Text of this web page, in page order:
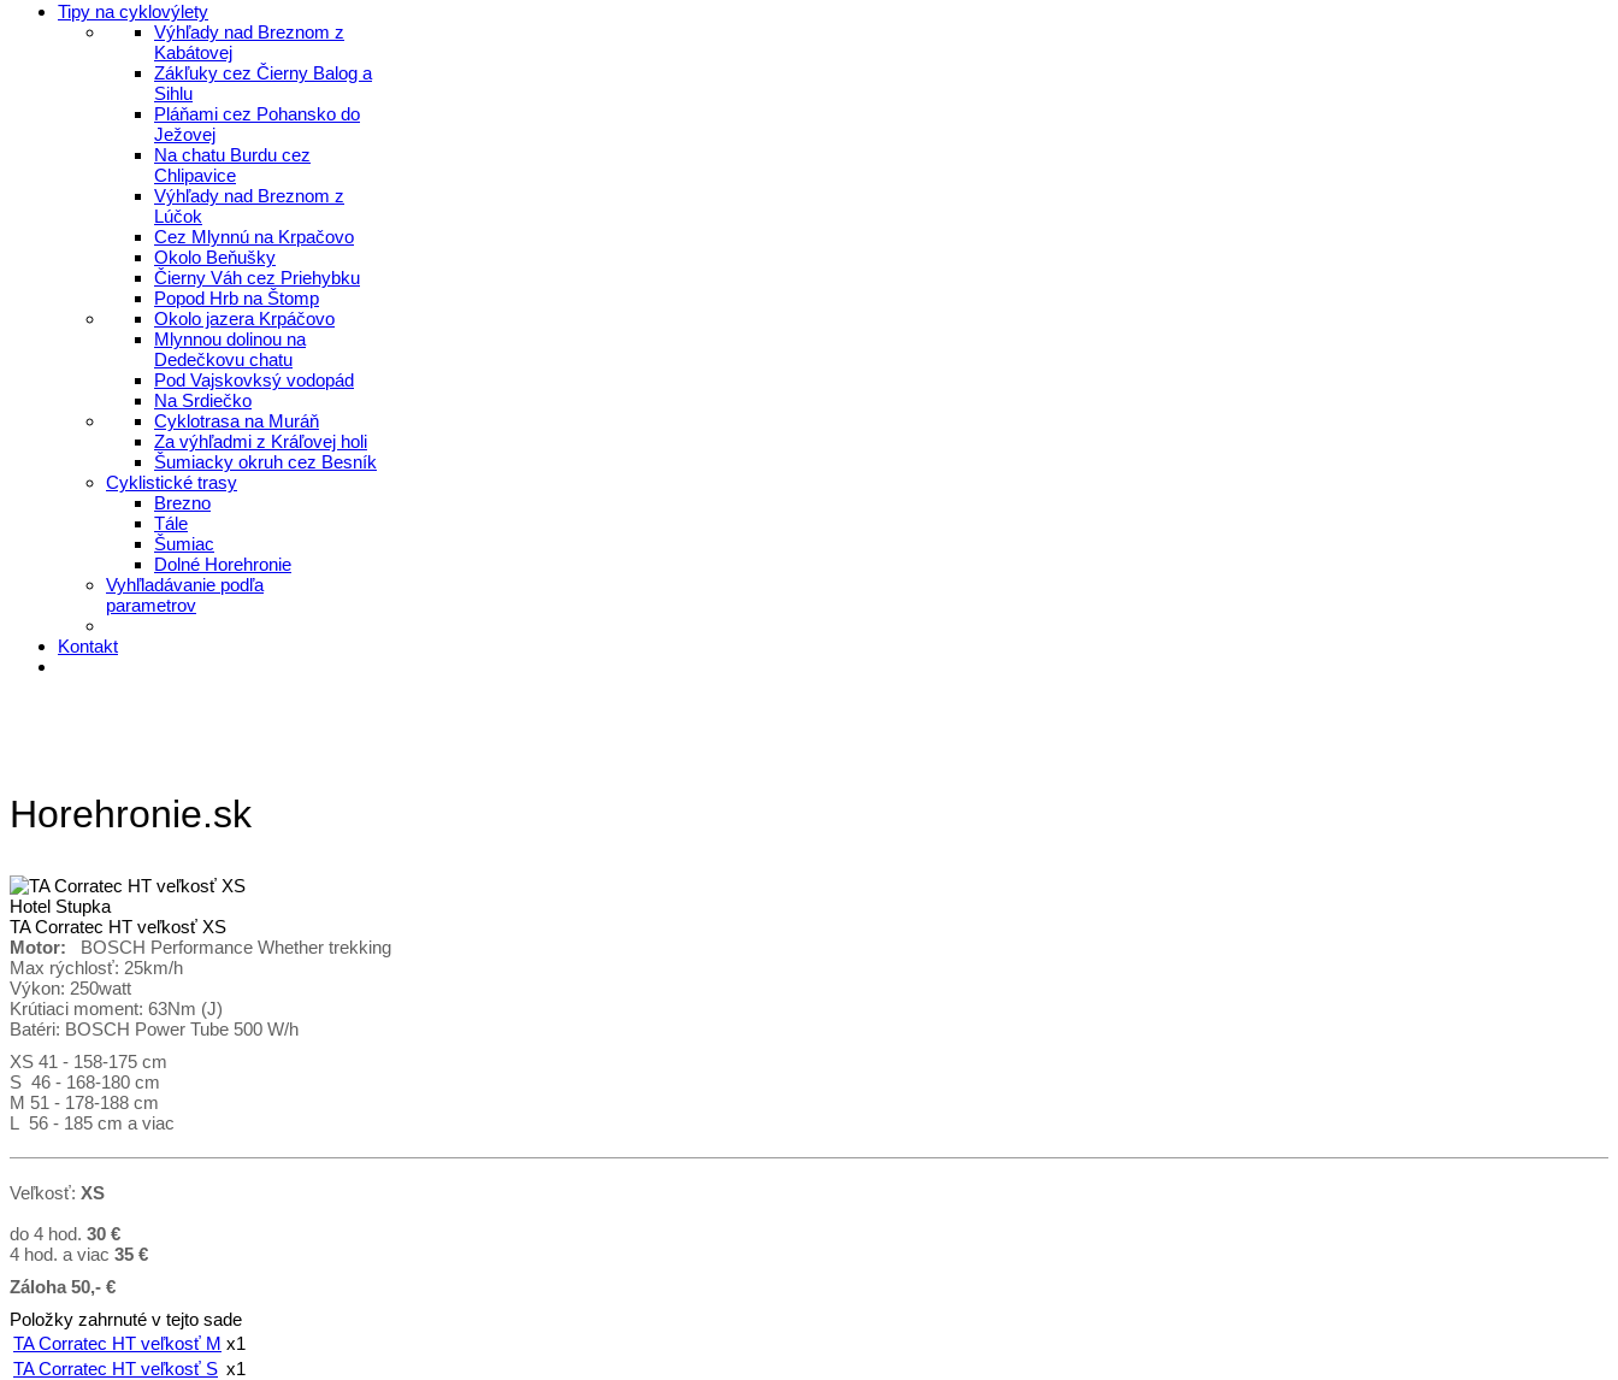
Tipy na cyklovýlety
Výhľady nad Breznom z
Kabátovej
Zákľuky cez Čierny Balog a
Sihlu
Pláňami cez Pohansko do
Ježovej
Na chatu Burdu cez
Chlipavice
Výhľady nad Breznom z
Lúčok
Cez Mlynnú na Krpačovo
Okolo Beňušky
Čierny Váh cez Priehybku
Popod Hrb na Štomp
Okolo jazera Krpáčovo
Mlynnou dolinou na
Dedečkovu chatu
Pod Vajskovksý vodopád
Na Srdiečko
Cyklotrasa na Muráň
Za výhľadmi z Kráľovej holi
Šumiacky okruh cez Besník
Cyklistické trasy
Brezno
Tále
Šumiac
Dolné Horehronie
Vyhľladávanie podľa
parametrov
Kontakt
Horehronie.sk
Hotel Stupka
TA Corratec HT veľkosť XS
Motor: BOSCH Performance Whether trekking
Max rýchlosť: 25km/h
Výkon: 250watt
Krútiaci moment: 63Nm (J)
Batéri: BOSCH Power Tube 500 W/h
XS 41 - 158-175 cm
S 46 - 168-180 cm
M 51 - 178-188 cm
L 56 - 185 cm a viac
Veľkosť: XS
do 4 hod. 30 €
4 hod. a viac 35 €
Záloha 50,- €
Položky zahrnuté v tejto sade
TA Corratec HT veľkosť M x1
TA Corratec HT veľkosť S x1